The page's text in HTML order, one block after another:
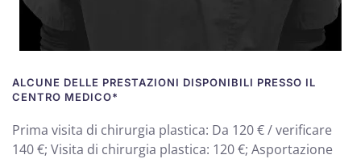
ALCUNE DELLE PRESTAZIONI DISPONIBILI PRESSO IL
CENTRO MEDICO*
Prima visita di chirurgia plastica: Da 120 € / verificare
140 €; Visita di chirurgia plastica: 120 €; Asportazione